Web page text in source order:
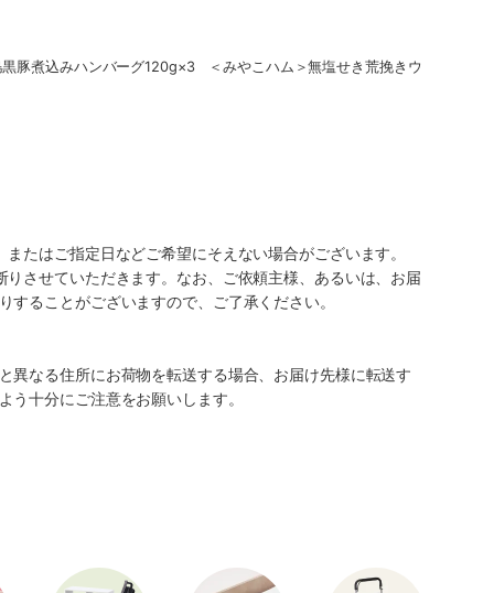
豚煮込みハンバーグ120g×3 ＜みやこハム＞無塩せき荒挽きウ
たはご指定日などご希望にそえない場合がございます。
させていただきます。なお、ご依頼主様、あるいは、お届
ることがございますので、ご了承ください。
異なる住所にお荷物を転送する場合、お届け先様に転送す
十分にご注意をお願いします。